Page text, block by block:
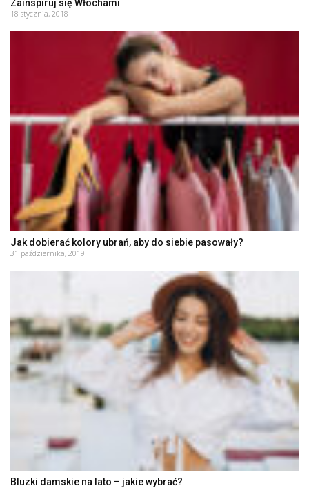
Zainspiruj się Włochami
18 stycznia, 2018
Jak dobierać kolory ubrań, aby do siebie pasowały?
31 października, 2019
Bluzki damskie na lato – jakie wybrać?